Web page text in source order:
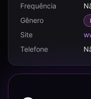
Frequência
Gênero
Site
Telefone